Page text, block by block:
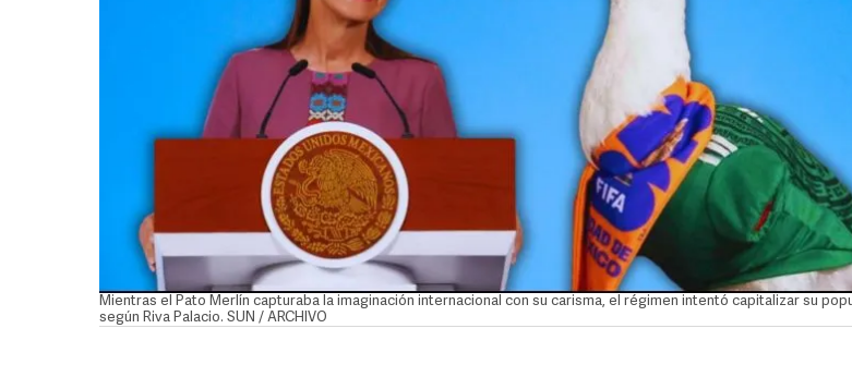
Mientras el Pato Merlín capturaba la imaginación internacional con su carisma, el régimen intentó capitalizar su
según Riva Palacio. SUN / ARCHIVO